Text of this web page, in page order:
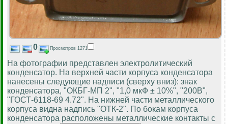
0 Просмотров 1271
На фотографии представлен электролитический
конденсатор. На верхней части корпуса конденсатора
нанесены следующие надписи (сверху вниз): знак
конденсатора, "ОКБГ-МП 2", "1,0 мкФ ± 10%", "200В",
"ГОСТ-6118-69 4.72". На нижней части металлического
корпуса видна надпись "ОТК-2". По бокам корпуса
конденсатора расположены металлические контакты с